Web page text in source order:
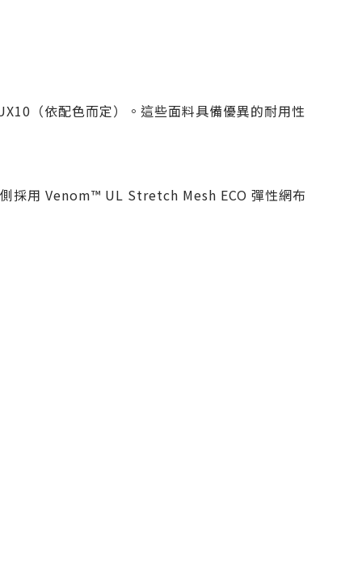
（依配色而定）。這些面料具備優異的耐用性
採用 Venom™ UL Stretch Mesh ECO 彈性網布